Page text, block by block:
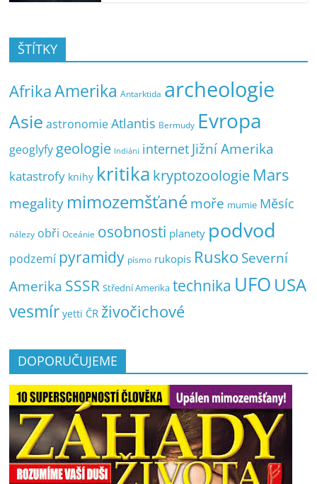
ŠTÍTKY
AfrikaAmerika Antarktida archeologie
Asie astronomie Atlantis Bermudy Evropa
geoglyfy geologie Indiáni internet Jižní Amerika
katastrofy knihy kritika kryptozoologie Mars
megality mimozemšťanémoře mumie Měsíc
nálezy obři Oceánie osobnosti planety podvod
podzemí pyramidy písmo rukopis Rusko Severní
Amerika SSSR Střední Amerika technika UFO USA
vesmír yetti ČR živočichové
DOPORUČUJEME